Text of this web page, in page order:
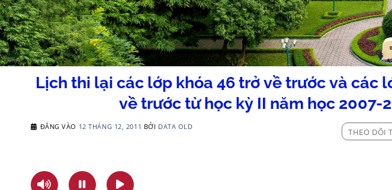
Lịch thi lại các lớp khóa 46 trở về trước và các
về trước từ học kỳ II năm học 2007-
ĐĂNG VÀO 12 THÁNG 12, 2011 BỞI DATA OLD
THEO DÕI